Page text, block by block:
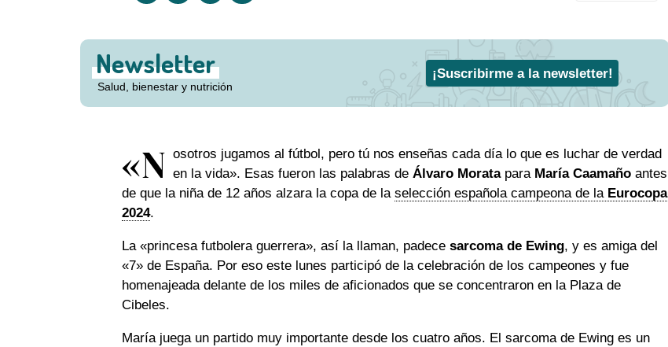
Newsletter
Salud, bienestar y nutrición
¡Suscribirme a la newsletter!
«N osotros jugamos al fútbol, pero tú nos enseñas cada día lo que es luchar de verdad
en la vida». Esas fueron las palabras de Álvaro Moratapara María Caamañoantes
de que la niña de 12 años alzara la copa de la selección española campeona de la Eurocopa
2024.
La «princesa futbolera guerrera», así la llaman, padece sarcoma de Ewing, y es amiga del
«7» de España. Por eso este lunes participó de la celebración de los campeones y fue
homenajeada delante de los miles de aficionados que se concentraron en la Plaza de
Cibeles.
María juega un partido muy importante desde los cuatro años. El sarcoma de Ewing es un